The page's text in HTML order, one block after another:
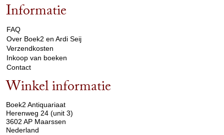
Informatie
FAQ
Over Boek2 en Ardi Seij
Verzendkosten
Inkoop van boeken
Contact
Winkel informatie
Boek2 Antiquariaat
Herenweg 24 (unit 3)
3602 AP Maarssen
Nederland